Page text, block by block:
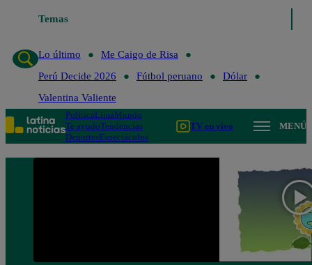
Temas
Lo último
Lo último
Me Caigo de Risa
Perú Decide 2026
Fútbol peruano
Dólar
Valentina Valiente
PolíticaLimaMundo
Te ayudoTendencias
DeportesEspectáculos
TV en vivo MENÚ